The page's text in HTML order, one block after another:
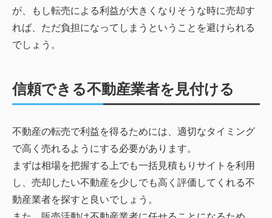
が、もし転売による利益が大きくなりそうな時に売却す
れば、ただ負担になってしまうということを避けられる
でしょう。
信頼できる不動産業者を見付ける
不動産の転売で利益を得るためには、適切なタイミング
で高く売れるようにする必要があります。
まずは相場を把握する上でも一括見積もりサイトを利用
し、売却したい不動産を少しでも高く評価してくれる不
動産業者を探すと良いでしょう。